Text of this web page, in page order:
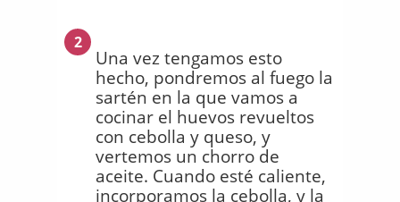
2
Una vez tengamos esto
hecho, pondremos al fuego la
sartén en la que vamos a
cocinar el huevos revueltos
con cebolla y queso, y
vertemos un chorro de
aceite. Cuando esté caliente,
incorporamos la cebolla, y la